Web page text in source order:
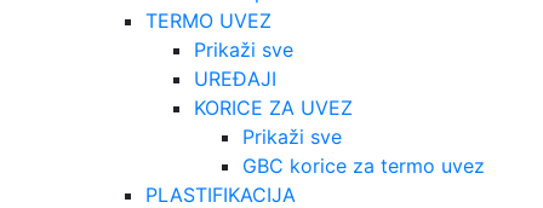
TERMO UVEZ
Prikaži sve
UREĐAJI
KORICE ZA UVEZ
Prikaži sve
GBC korice za termo uvez
PLASTIFIKACIJA